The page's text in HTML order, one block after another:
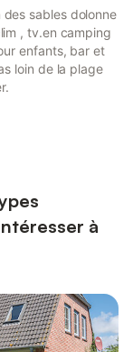
sables dolonne
, tv.en camping
enfants, bar et
loin de la plage
à